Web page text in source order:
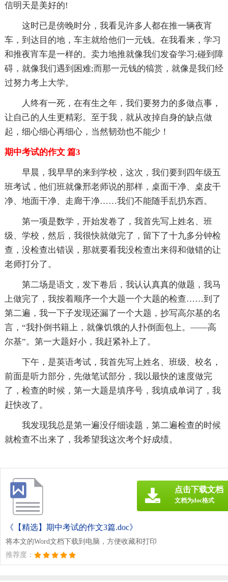
信明天是美好的!
这时已是傍晚时分，我看见许多人都在推一辆夜宵
车，到达目的地，车主就给他们一元钱。在我看来，学习
和推夜宵车是一样的。卖力地推就像我们发奋学习;碰到障
碍，就像我们遇到困难;而那一元钱的犒赏，就像是我们经
过努力考上大学。
人终有一死，在有生之年，我们要努力的多做点事，
让自己的人生更精彩。至于我，就从改掉自身的缺点做
起，细心细心再细心，当然韧劲也不能少！
期中考试的作文 篇3
早晨，我早早的来到学校，这次，我们要到四年级五
班考试，他们班就像邢老师说的那样，桌面干净、桌皮干
净、地面干净、走廊干净……我们不能随手乱扔东西。
第一项是数学，开始发卷了，我首先写上姓名、班
级、学校，然后，我很快就做完了，留下了十九多分钟检
查，没检查出错误，那就要看我没检查出来得和做错的让
老师打分了。
第二场是语文，发下卷后，我认认真真的做题，我马
上做完了，我按着顺序一个大题一个大题的检查……到了
第二遍，我一下子发现还漏了一个大题，抄写高尔基的名
言，“我扑倒书籍上，就像饥饿的人扑倒面包上。——高
尔基”。第一大题好小，我赶紧补上了。
下午，是英语考试，我首先写上姓名、班级、校名，
前面是听力部分，先做笔试部分，我以最快的速度做完
了，检查的时候，第一大题是填序号，我填成单词了，我
赶快改了。
我发现我总是第一遍没仔细读题，第二遍检查的时候
就检查不出来了，我希望我这次考个好成绩。
《【精选】期中考试的作文3篇.doc》
将本文的Word文档下载到电脑，方便收藏和打印
推荐度：
点击下载文档
文档为doc格式